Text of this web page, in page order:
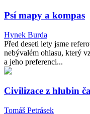
Psí mapy a kompas
Hynek Burda
Před deseti lety jsme
nebývalém ohlasu, který
a jeho preferenci...
Civilizace z hlubin
Tomáš Petrásek